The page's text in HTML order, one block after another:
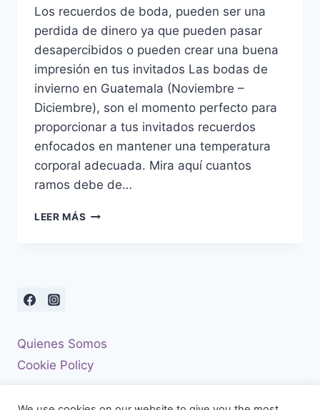
Los recuerdos de boda, pueden ser una
perdida de dinero ya que pueden pasar
desapercibidos o pueden crear una buena
impresión en tus invitados Las bodas de
invierno en Guatemala (Noviembre –
Diciembre), son el momento perfecto para
proporcionar a tus invitados recuerdos
enfocados en mantener una temperatura
corporal adecuada. Mira aquí cuantos
ramos debe de…
LEER MÁS 5
Quienes Somos
Cookie Policy